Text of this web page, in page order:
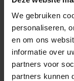
We gebruiken
personaliseren,
en om ons
informatie over
partners voor
partners kunnen